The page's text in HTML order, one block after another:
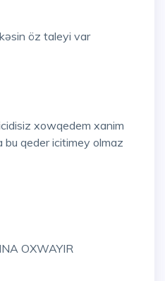
öz taleyi var
xowqedem xanim
qeder icitimey olmaz
OXWAYIR